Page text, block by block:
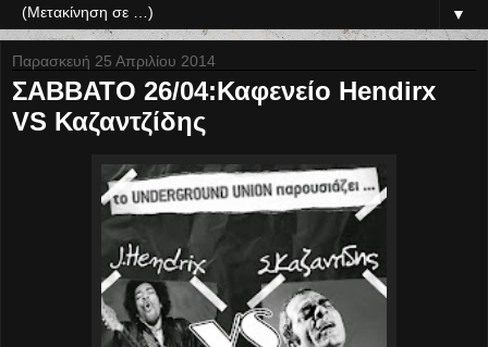
▼
Παρασκευή 25 Απριλίου 2014
ΣΑΒΒΑΤΟ 26/04:Καφενείο Hendirx
VS Καζαντζίδης